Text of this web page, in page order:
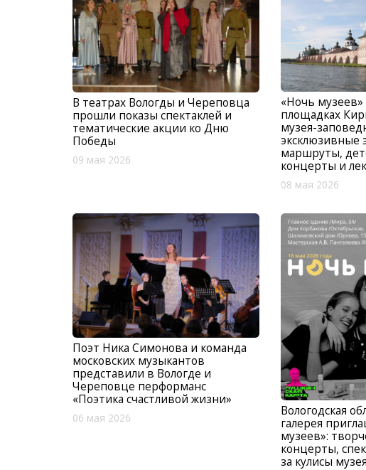
В театрах Вологды и Череповца
прошли показы спектаклей и
тематические акции ко Дню
Победы
09 мая 2026
«Ночь
площадках
музея-
эксклюзивные
маршруты,
концерты и
08 мая 2026
Поэт Ника Симонова и команда
московских музыкантов
представили в Вологде и
Череповце перформанс
«Поэтика счастливой жизни»
06 мая 2026
Вологодская
галерея
музеев»:
концерты,
за кулисы музея